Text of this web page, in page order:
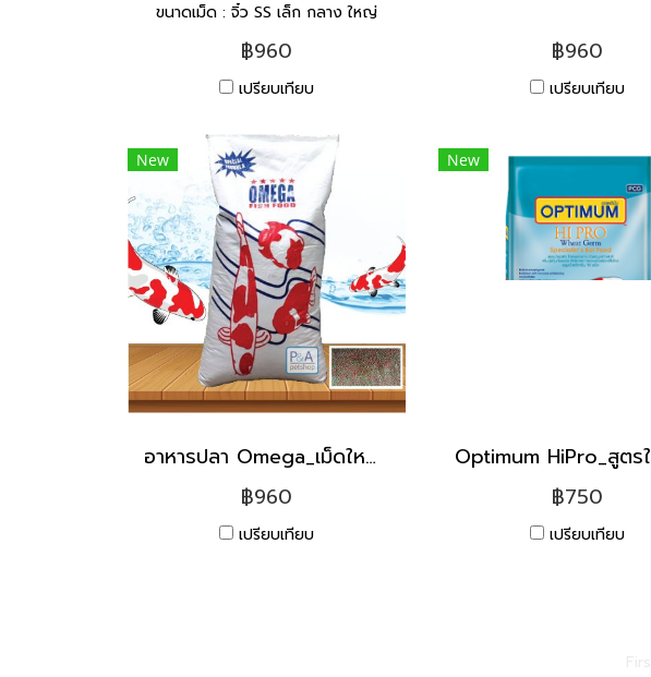
ขนาดเม็ด : จิ๋ว SS เล็ก กลาง ใหญ่
฿960
เปรียบเทียบ
฿960
เปรียบเทียบ
New
อาหารปลา Omega_เม็ดใหญ่ [20kg]
฿960
เปรียบเทียบ
New
฿750
เปรียบเทียบ